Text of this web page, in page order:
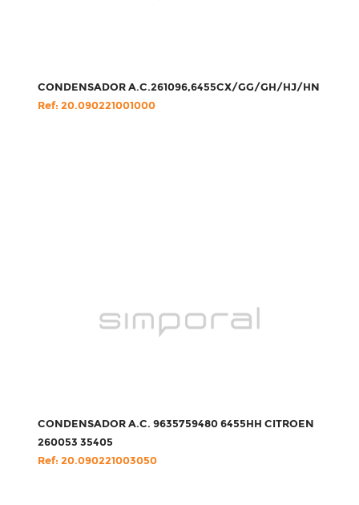
CONDENSADOR A.C.261096,6455CX/GG/GH/HJ/HN
Ref: 20.090221001000
CONDENSADOR A.C. 9635759480 6455HH CITROEN
260053 35405
Ref: 20.090221003050